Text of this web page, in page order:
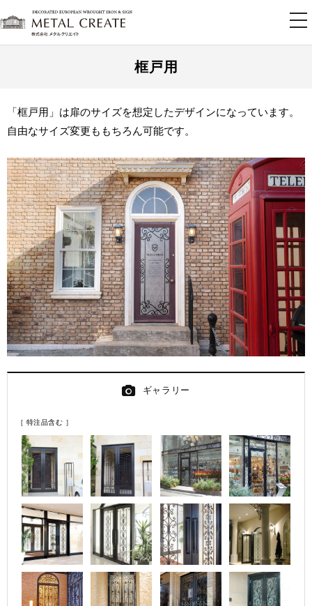
框戸用
「框戸用」は扉のサイズを想定したデザインになっています。
自由なサイズ変更ももちろん可能です。
ギャラリー
［ 特注品含む ］